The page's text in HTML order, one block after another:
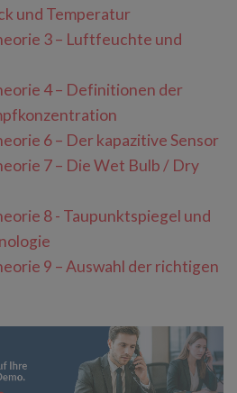
und Temperatur
3 – Luftfeuchte und
4 – Definitionen der
6 – Der kapazitive Sensor
7 – Die Wet Bulb / Dry
8 - Taupunktspiegel und
9 – Auswahl der richtigen